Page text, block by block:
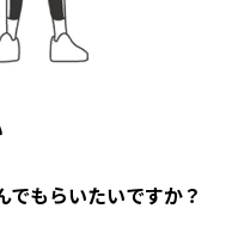
でもらいたいですか？